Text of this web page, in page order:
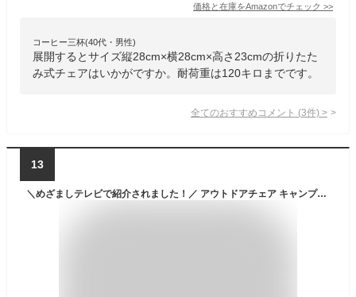
価格と在庫をAmazonでチェック >>
コーヒー三杯(40代・男性)
展開するとサイズ縦28cm×横28cm×高さ23cmの折りたた
み式チェアはいかがですか。耐荷重は120キロまでです。
全てのおすすめコメント (3件) >
13
＼めざましテレビで紹介されました！／ アウトドアチェア キャンプ椅子 キャンプチェア 軽量 折りたたみ椅子 アウトドア チェア コンパクト アルミ キャンプ 運動会 椅子 イス キャンプ椅子 携帯 送料無料 超軽量 YMBSTORE ハンモック オシャレ ロータイプ チェアリング